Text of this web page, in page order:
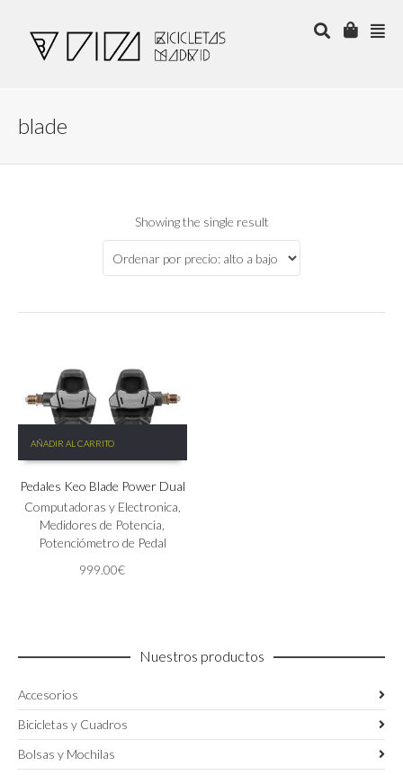
blade
Showing the single result
AÑADIR AL CARRITO
Pedales Keo Blade Power Dual
Computadoras y Electronica,
Medidores de Potencia,
Potenciómetro de Pedal
999.00€
Nuestros productos
Accesorios
Bicicletas y Cuadros
Bolsas y Mochilas